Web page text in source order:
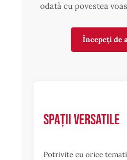
odată cu povestea
Începeți de
Spații versatile
Potrivite cu orice